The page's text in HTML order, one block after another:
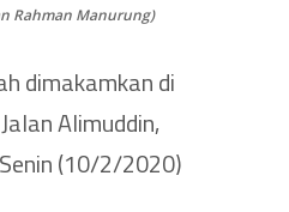
Rahman Manurung)
dimakamkan di
Alimuddin,
(10/2/2020)